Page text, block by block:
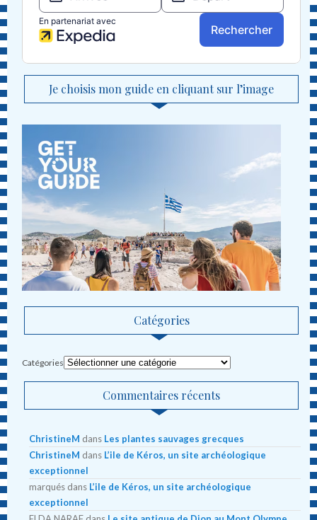
Je choisis mon guide en cliquant sur l’image
Catégories
Catégories
Commentaires récents
ChristineM dans Les plantes sauvages grecques
ChristineM dans L’ile de Kéros, un site archéologique
exceptionnel
marqués dans L’ile de Kéros, un site archéologique
exceptionnel